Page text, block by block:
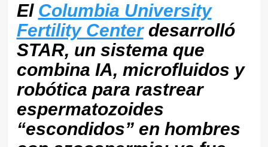
El Columbia University
Fertility Centerdesarrolló
STAR, un sistema que
combina IA, microfluidos y
robótica para rastrear
espermatozoides
“escondidos” en hombres